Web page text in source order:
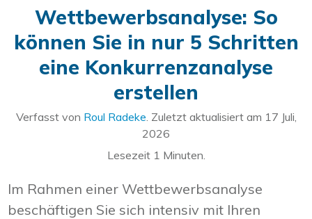
Wettbewerbsanalyse: So
können Sie in nur 5 Schritten
eine Konkurrenzanalyse
erstellen
Verfasst von Roul Radeke. Zuletzt aktualisiert am 17 Juli,
2026
Lesezeit 1 Minuten.
Im Rahmen einer Wettbewerbsanalyse
beschäftigen Sie sich intensiv mit Ihren